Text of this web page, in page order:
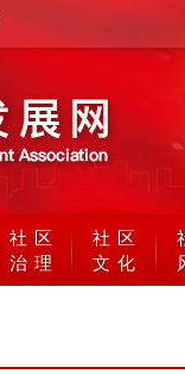
社区
治理
社区
文化